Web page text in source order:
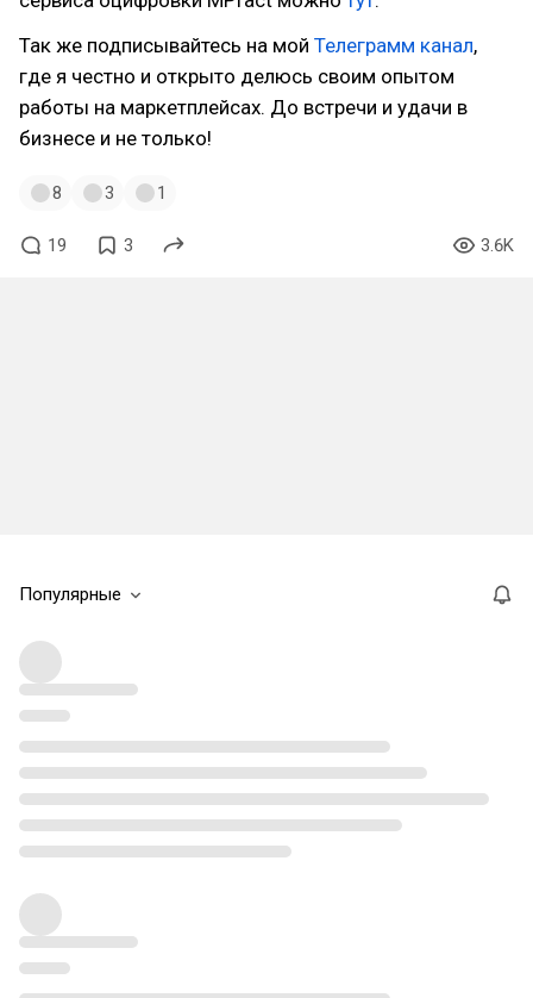
Так же подписывайтесь на мой Телеграмм канал,
где я честно и открыто делюсь своим опытом
работы на маркетплейсах. До встречи и удачи в
бизнесе и не только!
8 3 1
19 3 3.6K
Популярные